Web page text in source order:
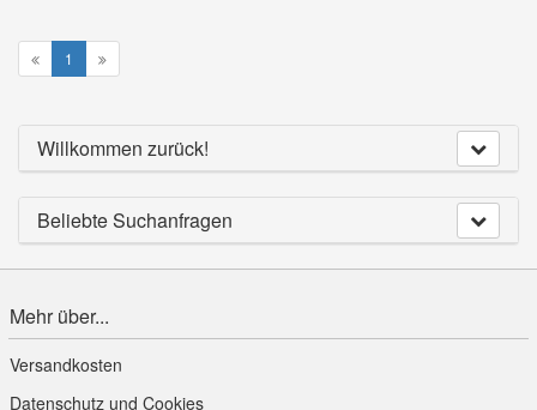
1
Willkommen zurück!
Beliebte Suchanfragen
Mehr über...
Versandkosten
Datenschutz und Cookies